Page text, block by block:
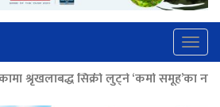
‘कर्मा समूह’का नाइकेसहित पाँच पक्राउ >>